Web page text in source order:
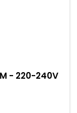
- 220-240V